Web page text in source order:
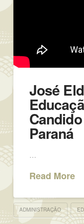
José
Paraná
…
Read More
ADMINISTRAÇÃO